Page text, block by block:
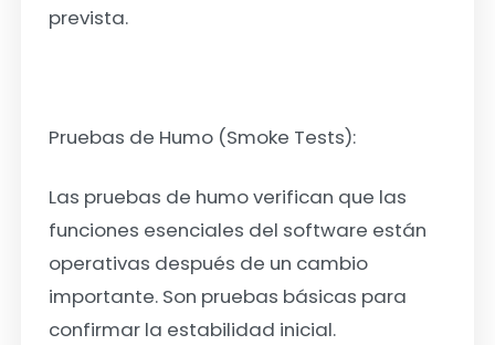
prevista.
Pruebas de Humo (Smoke Tests):
Las pruebas de humo verifican que las
funciones esenciales del software están
operativas después de un cambio
importante. Son pruebas básicas para
confirmar la estabilidad inicial.